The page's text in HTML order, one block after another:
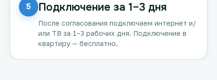
5 Подключение за 1–3 дня
После согласования подключаем интернет и/
или ТВ за 1–3 рабочих дня. Подключение в
квартиру — бесплатно.